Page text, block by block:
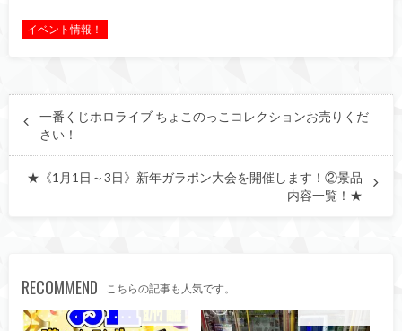
イベント情報！
一番くじホロライブ ちょこのっこコレクションお売りくだ
さい！
★《1月1日～3日》新年ガラポン大会を開催します！②景品
内容一覧！★
RECOMMEND こちらの記事も人気です。
イベント情報！